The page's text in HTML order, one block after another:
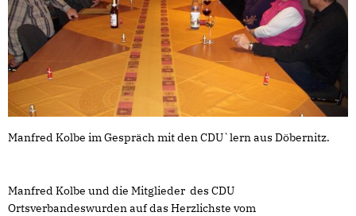
Manfred Kolbe im Gespräch mit den CDU`lern aus Döbernitz.
Manfred Kolbe und die Mitglieder des CDU
Ortsverbandeswurden auf das Herzlichste vom